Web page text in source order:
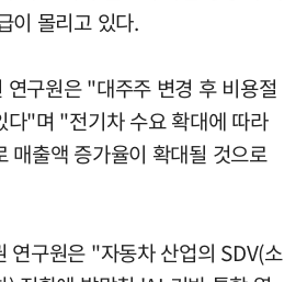
이 몰리고 있다.
연구원은 "대주주 변경 후 비용절
다"며 "전기차 수요 확대에 따라
매출액 증가율이 확대될 것으로
연구원은 "자동차 산업의 SDV(소